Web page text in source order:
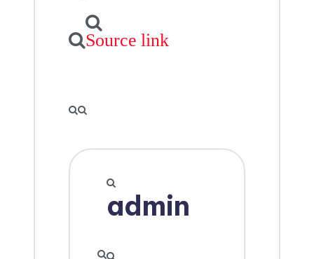
Source link
admin